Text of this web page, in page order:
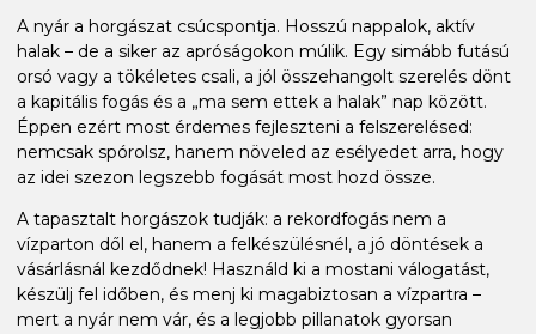
A nyár a horgászat csúcspontja. Hosszú nappalok, aktív
halak – de a siker az apróságokon múlik. Egy simább futású
orsó vagy a tökéletes csali, a jól összehangolt szerelés dönt
a kapitális fogás és a „ma sem ettek a halak” nap között.
Éppen ezért most érdemes fejleszteni a felszerelésed:
nemcsak spórolsz, hanem növeled az esélyedet arra, hogy
az idei szezon legszebb fogását most hozd össze.
A tapasztalt horgászok tudják: a rekordfogás nem a
vízparton dől el, hanem a felkészülésnél, a jó döntések a
vásárlásnál kezdődnek! Használd ki a mostani válogatást,
készülj fel időben, és menj ki magabiztosan a vízpartra –
mert a nyár nem vár, és a legjobb pillanatok gyorsan